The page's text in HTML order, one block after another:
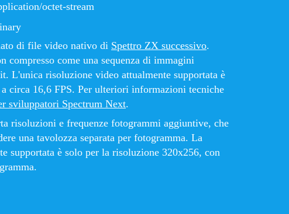
octet-stream
di file video nativo di Spettro ZX successivo.
compresso come una sequenza di immagini
L'unica risoluzione video attualmente supportata è
circa 16,6 FPS. Per ulteriori informazioni tecniche
sviluppatori Spectrum Next.
risoluzioni e frequenze fotogrammi aggiuntive, che
una tavolozza separata per fotogramma. La
supportata è solo per la risoluzione 320x256, con